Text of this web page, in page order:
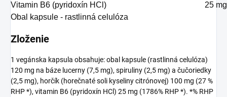
Vitamin B6 (pyridoxín HCl)
25 mg
Obal kapsule - rastlinná celulóza
Zloženie
1 vegánska kapsula obsahuje: obal kapsule (rastlinná celulóza)
120 mg na báze lucerny (7,5 mg), spiruliny (2,5 mg) a čučoriedky
(2,5 mg), horčík (horečnaté soli kyseliny citrónovej) 100 mg (27 %
RHP *), vitamin B6 (pyridoxín HCl) 25 mg (1786% RHP *). *% RHP